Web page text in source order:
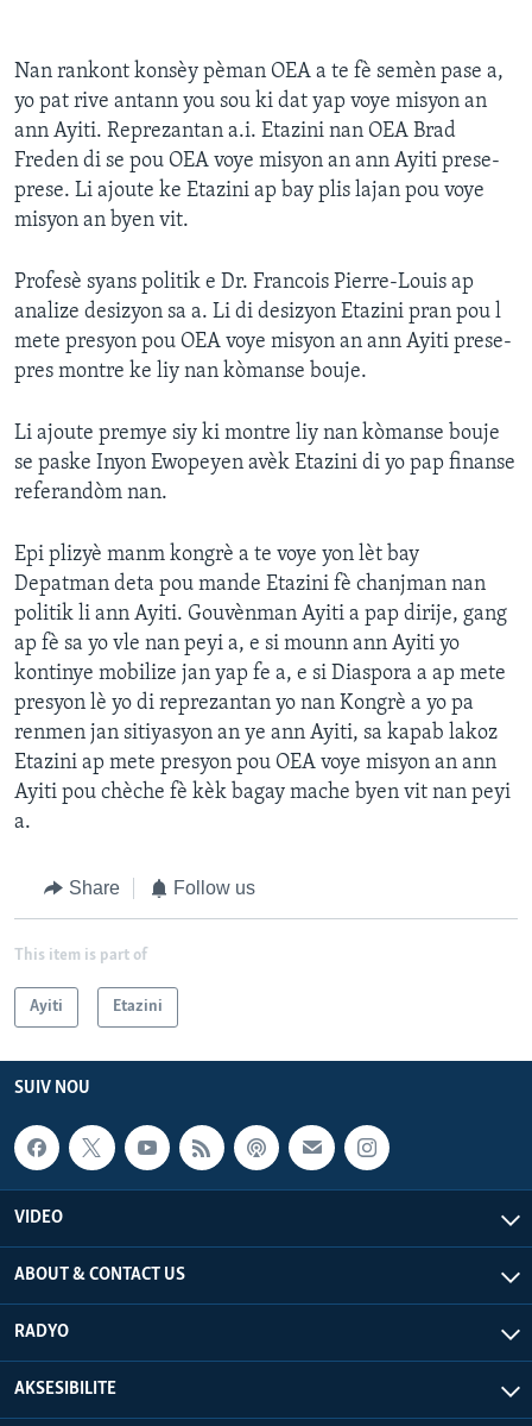
Nan rankont konsèy pèman OEA a te fè semèn pase a,
yo pat rive antann you sou ki dat yap voye misyon an
ann Ayiti. Reprezantan a.i. Etazini nan OEA Brad
Freden di se pou OEA voye misyon an ann Ayiti prese-
prese. Li ajoute ke Etazini ap bay plis lajan pou voye
misyon an byen vit.
Profesè syans politik e Dr. Francois Pierre-Louis ap
analize desizyon sa a. Li di desizyon Etazini pran pou l
mete presyon pou OEA voye misyon an ann Ayiti prese-
pres montre ke liy nan kòmanse bouje.
Li ajoute premye siy ki montre liy nan kòmanse bouje
se paske Inyon Ewopeyen avèk Etazini di yo pap finanse
referandòm nan.
Epi plizyè manm kongrè a te voye yon lèt bay
Depatman deta pou mande Etazini fè chanjman nan
politik li ann Ayiti. Gouvènman Ayiti a pap dirije, gang
ap fè sa yo vle nan peyi a, e si mounn ann Ayiti yo
kontinye mobilize jan yap fe a, e si Diaspora a ap mete
presyon lè yo di reprezantan yo nan Kongrè a yo pa
renmen jan sitiyasyon an ye ann Ayiti, sa kapab lakoz
Etazini ap mete presyon pou OEA voye misyon an ann
Ayiti pou chèche fè kèk bagay mache byen vit nan peyi
a.
Share Follow us
This item is part of
Ayiti Etazini
SUIV NOU
VIDEO
ABOUT & CONTACT US
RADYO
AKSESIBILITE